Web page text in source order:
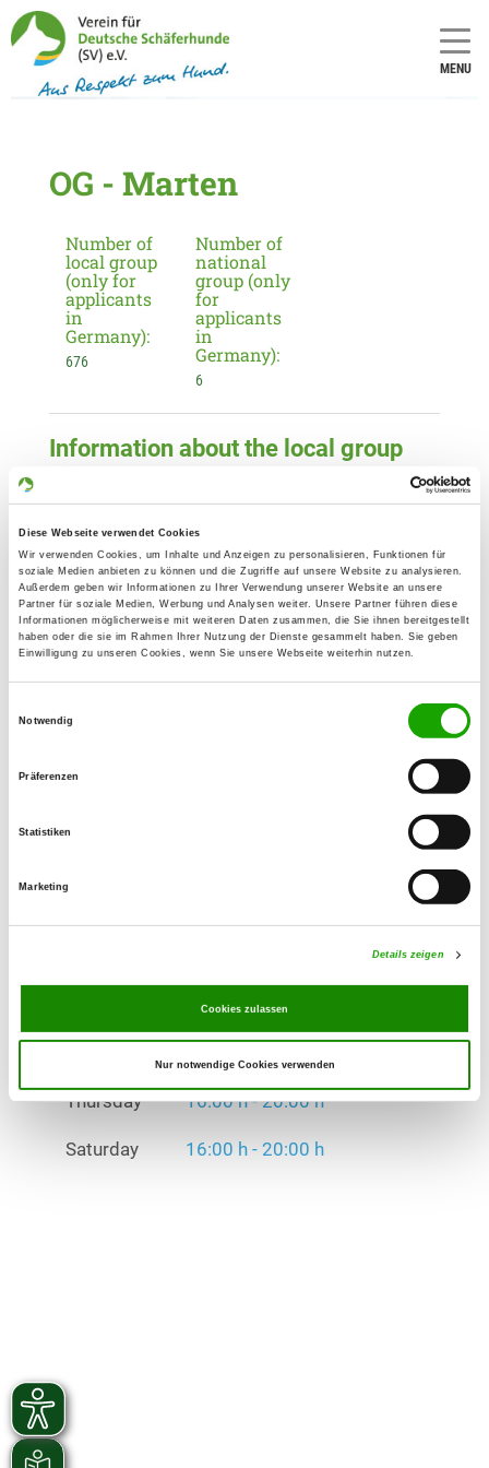
Diese Webseite verwendet Cookies
Wir verwenden Cookies, um Inhalte und Anzeigen zu personalisieren, Funktionen für
soziale Medien anbieten zu können und die Zugriffe auf unsere Website zu analysieren.
Außerdem geben wir Informationen zu Ihrer Verwendung unserer Website an unsere
Partner für soziale Medien, Werbung und Analysen weiter. Unsere Partner führen diese
Informationen möglicherweise mit weiteren Daten zusammen, die Sie ihnen bereitgestellt
haben oder die sie im Rahmen Ihrer Nutzung der Dienste gesammelt haben. Sie geben
Einwilligung zu unseren Cookies, wenn Sie unsere Webseite weiterhin nutzen.
Notwendig
Präferenzen
Statistiken
Marketing
Details zeigen
Cookies zulassen
Nur notwendige Cookies verwenden
MENU
OG - Marten
Number of
local group
(only for
applicants
in
Germany):
676
Number of
national
group (only
for
applicants
in
Germany):
6
Information about the local group
Marvin-Rene Ortelt
Werkloh 17
44357 Dortmund
Training ground:
Bärenbruch 69 a
44379 Dortmund
Handy:
015788291592
Tuesday
Thursday 16:00 h - 20:00 h
Saturday 16:00 h - 20:00 h
Thursday 16:00 h - 20:00 h
Saturday 16:00 h - 20:00 h